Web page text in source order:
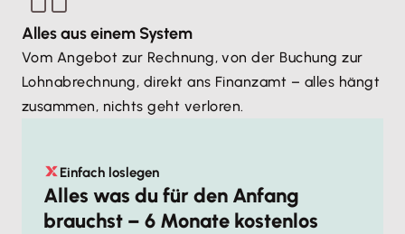
Alles aus einem System
Vom Angebot zur Rechnung, von der Buchung zur
Lohnabrechnung, direkt ans Finanzamt – alles hängt
zusammen, nichts geht verloren.
Einfach loslegen
Alles was du für den Anfang
brauchst – 6 Monate kostenlos